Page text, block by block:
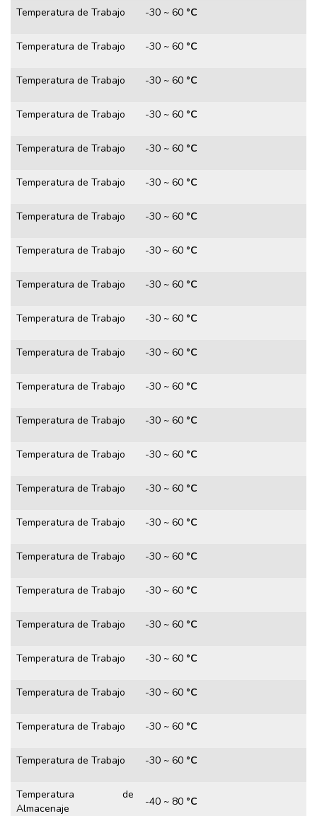
Temperatura de Trabajo -30 ~ 60 °C
Temperatura de Trabajo -30 ~ 60 °C
Temperatura de Trabajo -30 ~ 60 °C
Temperatura de Trabajo -30 ~ 60 °C
Temperatura de Trabajo -30 ~ 60 °C
Temperatura de Trabajo -30 ~ 60 °C
Temperatura de Trabajo -30 ~ 60 °C
Temperatura de Trabajo -30 ~ 60 °C
Temperatura de Trabajo -30 ~ 60 °C
Temperatura de Trabajo -30 ~ 60 °C
Temperatura de Trabajo -30 ~ 60 °C
Temperatura de Trabajo -30 ~ 60 °C
Temperatura de Trabajo -30 ~ 60 °C
Temperatura de Trabajo -30 ~ 60 °C
Temperatura de Trabajo -30 ~ 60 °C
Temperatura de Trabajo -30 ~ 60 °C
Temperatura de Trabajo -30 ~ 60 °C
Temperatura de Trabajo -30 ~ 60 °C
Temperatura de Trabajo -30 ~ 60 °C
Temperatura de Trabajo -30 ~ 60 °C
Temperatura de Trabajo -30 ~ 60 °C
Temperatura de Trabajo -30 ~ 60 °C
Temperatura de Trabajo -30 ~ 60 °C
Temperatura de
Almacenaje
-40 ~ 80 °C